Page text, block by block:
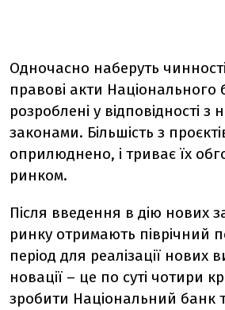
Одночасно наберуть
правові акти Національного
розроблені у відповідності з
законами. Більшість з
оприлюднено, і триває їх
ринком.
Після введення в дію нових
ринку отримають піврічний
період для реалізації нових
новації – це по суті чотири
зробити Національний банк